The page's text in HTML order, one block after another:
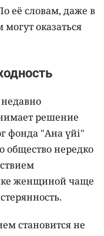
Молодые люди
и начала
она
как
она
ситуации,
себе и не
её словам, даже в
оказаться